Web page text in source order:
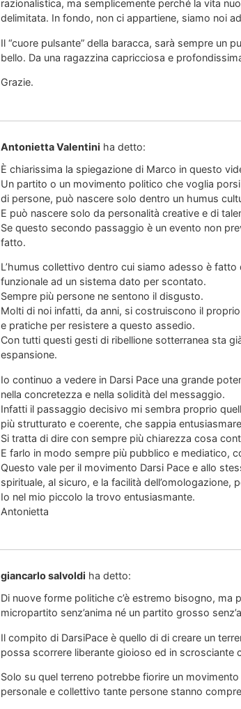
razionalistica, ma semplicemente perché la vita
delimitata. In fondo, non ci appartiene, siamo noi
Il “cuore pulsante” della baracca, sarà sempre un
bello. Da una ragazzina capricciosa e
Grazie.
Antonietta Valentini ha detto:
È chiarissima la spiegazione di Marco in questo
Un partito o un movimento politico che voglia
di persone, può nascere solo dentro un humus
E può nascere solo da personalità creative e di
Se questo secondo passaggio è un evento non
fatto.
L’humus collettivo dentro cui siamo adesso è
funzionale ad un sistema dato per scontato.
Sempre più persone ne sentono il disgusto.
Molti di noi infatti, da anni, si costruiscono il
e pratiche per resistere a questo assedio.
Con tutti questi gesti di ribellione sotterranea sta
espansione.
Io continuo a vedere in Darsi Pace una grande
nella concretezza e nella solidità del messaggio.
Infatti il passaggio decisivo mi sembra proprio
più strutturato e coerente, che sappia
Si tratta di dire con sempre più chiarezza cosa
E farlo in modo sempre più pubblico e mediatico,
Questo vale per il movimento Darsi Pace e allo
spirituale, al sicuro, e la facilità dell’omologazione,
Io nel mio piccolo la trovo entusiasmante.
Antonietta
giancarlo salvoldi ha detto:
Di nuove forme politiche c’è estremo bisogno, ma
micropartito senz’anima né un partito grosso
Il compito di DarsiPace è quello di di creare un
possa scorrere liberante gioioso ed in scrosciante
Solo su quel terreno potrebbe fiorire un
personale e collettivo tante persone stanno